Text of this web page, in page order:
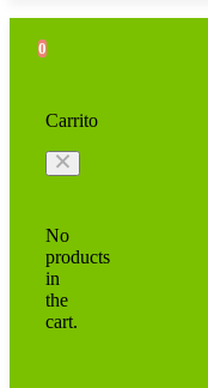
0
Carrito
No
products
in
the
cart.